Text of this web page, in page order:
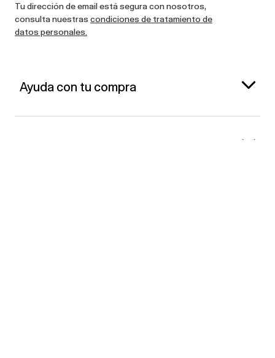
Tu dirección de email está segura con nosotros,
consulta nuestras condiciones de tratamiento de
datos personales.
Ayuda con tu compra